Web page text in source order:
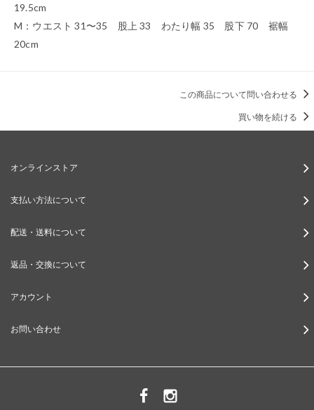
19.5cm
M：ウエスト 31〜35 股上 33 わたり幅 35 股下 70 裾幅
20cm
この商品について問い合わせる
買い物を続ける
オンラインストア
支払い方法について
配送・送料について
返品・交換について
アカウント
お問い合わせ